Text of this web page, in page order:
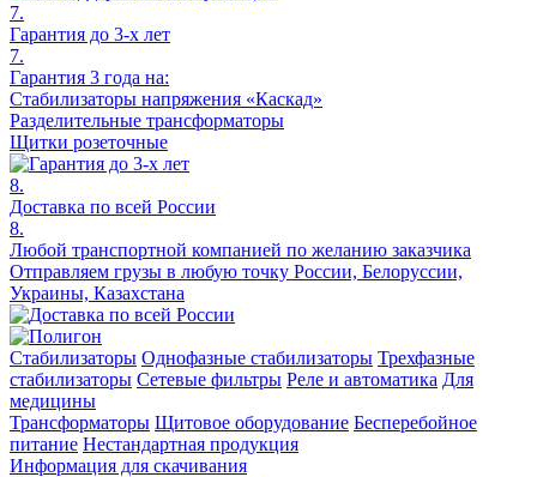
7.
Гарантия до 3-х лет
7.
Гарантия 3 года на:
Стабилизаторы напряжения «Каскад»
Разделительные трансформаторы
Щитки розеточные
8.
Доставка по всей России
8.
Любой транспортной компанией по желанию заказчика
Отправляем грузы в любую точку России, Белоруссии,
Украины, Казахстана
Стабилизаторы Однофазные стабилизаторы Трехфазные
стабилизаторы Сетевые фильтры Реле и автоматика Для
медицины
Трансформаторы Щитовое оборудование Бесперебойное
питание Нестандартная продукция
Информация для скачивания